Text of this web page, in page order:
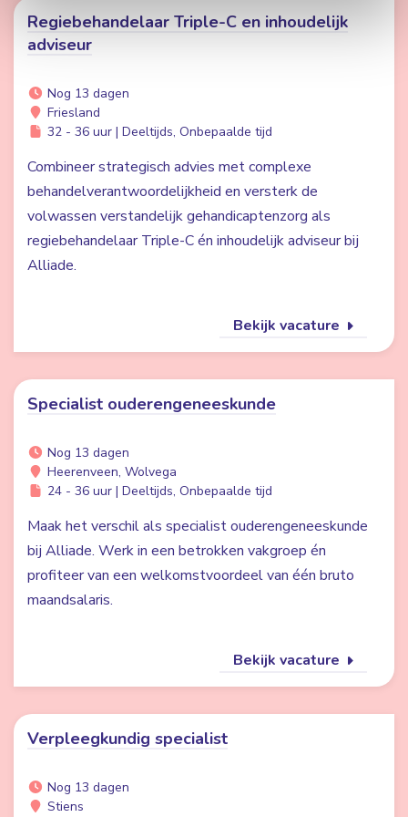
Regiebehandelaar Triple-C en inhoudelijk
adviseur
Nog 13 dagen
Friesland
32 - 36 uur | Deeltijds, Onbepaalde tijd
Combineer strategisch advies met complexe
behandelverantwoordelijkheid en versterk de
volwassen verstandelijk gehandicaptenzorg als
regiebehandelaar Triple-C én inhoudelijk adviseur bij
Alliade.
Bekijk vacature
Specialist ouderengeneeskunde
Nog 13 dagen
Heerenveen, Wolvega
24 - 36 uur | Deeltijds, Onbepaalde tijd
Maak het verschil als specialist ouderengeneeskunde
bij Alliade. Werk in een betrokken vakgroep én
profiteer van een welkomstvoordeel van één bruto
maandsalaris.
Bekijk vacature
Verpleegkundig specialist
Nog 13 dagen
Stiens